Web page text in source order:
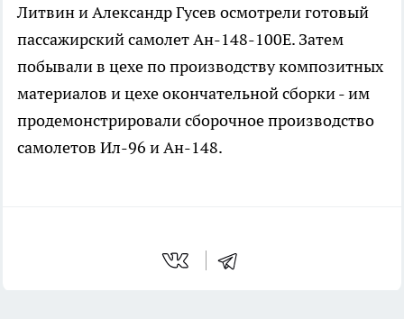
Литвин и Александр Гусев осмотрели готовый
пассажирский самолет Ан-148-100Е. Затем
побывали в цехе по производству композитных
материалов и цехе окончательной сборки - им
продемонстрировали сборочное производство
самолетов Ил-96 и Ан-148.